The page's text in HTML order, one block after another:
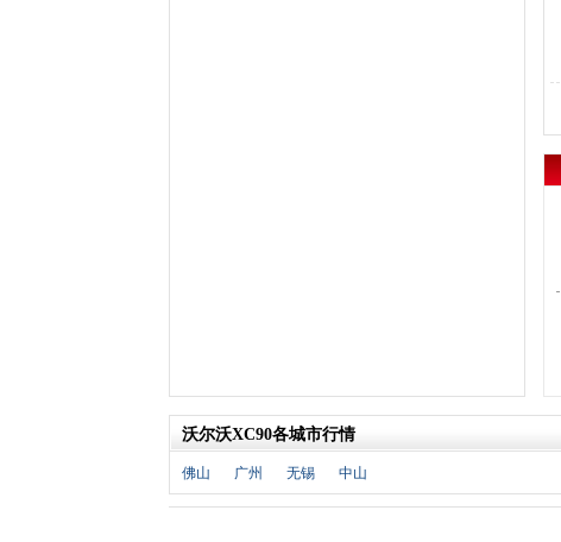
DS(8)
大发(1)
道奇(3)
大众
(61)
沃尔沃XC90各城市行情
佛山 广州 无锡 中山